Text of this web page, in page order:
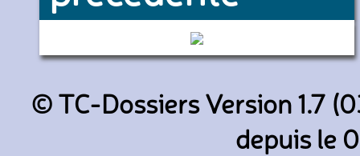
4463 (RATP)
© TC-Dossiers Version 1.7
depuis le